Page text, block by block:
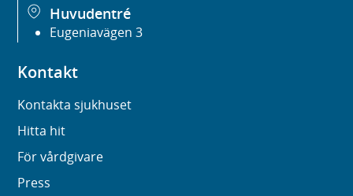
Huvudentré
Eugeniavägen 3
Kontakt
Kontakta sjukhuset
Hitta hit
För vårdgivare
Press